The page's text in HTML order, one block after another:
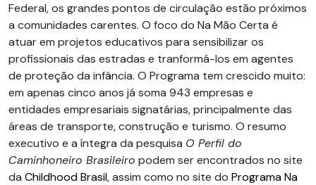
Federal, os grandes pontos de circulação estão próximos
a comunidades carentes. O foco do Na Mão Certa é
atuar em projetos educativos para sensibilizar os
profissionais das estradas e tranformá-los em agentes
de proteção da infância. O Programa tem crescido muito:
em apenas cinco anos já soma 943 empresas e
entidades empresariais signatárias, principalmente das
áreas de transporte, construção e turismo. O resumo
executivo e a íntegra da pesquisa O Perfil do
Caminhoneiro Brasileiro podem ser encontrados no site
da Childhood Brasil, assim como no site do Programa Na